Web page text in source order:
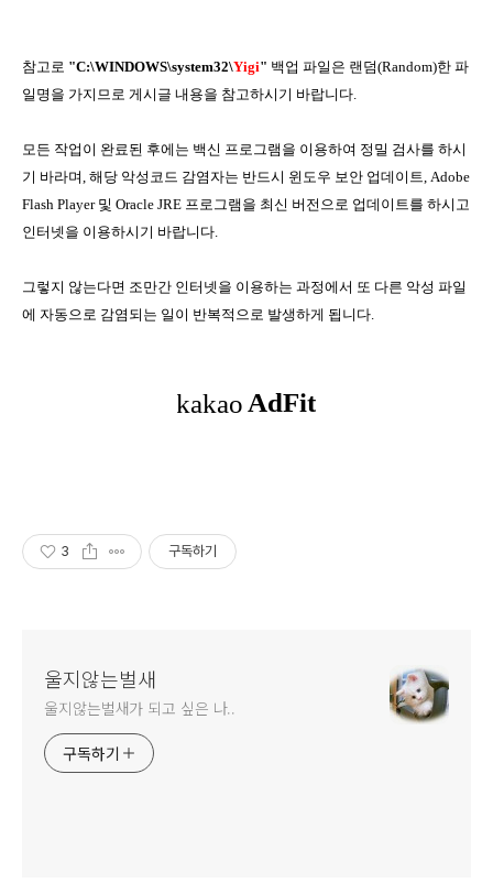
참고로 "C:\WINDOWS\system32\Yigi" 백업 파일은 랜덤(Random)한 파
일명을 가지므로 게시글 내용을 참고하시기 바랍니다.
모든 작업이 완료된 후에는 백신 프로그램을 이용하여 정밀 검사를 하시
기 바라며, 해당 악성코드 감염자는 반드시 윈도우 보안 업데이트, Adobe
Flash Player 및 Oracle JRE 프로그램을 최신 버전으로 업데이트를 하시고
인터넷을 이용하시기 바랍니다.
그렇지 않는다면 조만간 인터넷을 이용하는 과정에서 또 다른 악성 파일
에 자동으로 감염되는 일이 반복적으로 발생하게 됩니다.
3 구독하기
울지않는벌새
울지않는벌새가 되고 싶은 나..
구독하기